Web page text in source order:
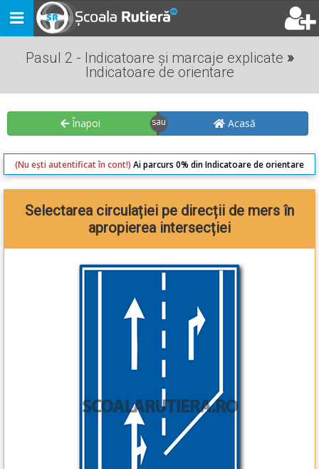
Toggle
navigation
Pasul 2 - Indicatoare și marcaje explicate »
Indicatoare de orientare
Înapoi Acasă
(Nu ești autentificat în cont!) Ai parcurs 0% din Indicatoare de orientare
Selectarea circulației pe direcții de mers în
apropierea intersecției